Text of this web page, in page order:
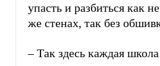
упасть и разбиться как
же стенах, так без
– Так здесь каждая